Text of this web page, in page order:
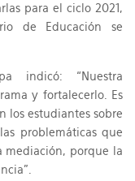
para el ciclo 2021,
de Educación se
indicó: “Nuestra
y fortalecerlo. Es
los estudiantes sobre
problemáticas que
mediación, porque la